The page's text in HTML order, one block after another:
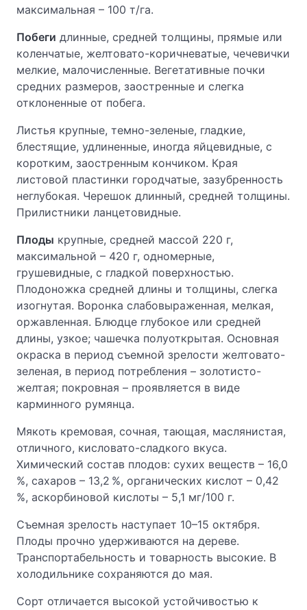
максимальная – 100 т/га.
Побеги длинные, средней толщины, прямые или
коленчатые, желтовато-коричневатые, чечевички
мелкие, малочисленные. Вегетативные почки
средних размеров, заостренные и слегка
отклоненные от побега.
Листья крупные, темно-зеленые, гладкие,
блестящие, удлиненные, иногда яйцевидные, с
коротким, заостренным кончиком. Края
листовой пластинки городчатые, зазубренность
неглубокая. Черешок длинный, средней толщины.
Прилистники ланцетовидные.
Плоды крупные, средней массой 220 г,
максимальной – 420 г, одномерные,
грушевидные, с гладкой поверхностью.
Плодоножка средней длины и толщины, слегка
изогнутая. Воронка слабовыраженная, мелкая,
оржавленная. Блюдце глубокое или средней
длины, узкое; чашечка полуоткрытая. Основная
окраска в период съемной зрелости желтовато-
зеленая, в период потребления – золотисто-
желтая; покровная – проявляется в виде
карминного румянца.
Мякоть кремовая, сочная, тающая, маслянистая,
отличного, кисловато-сладкого вкуса.
Химический состав плодов: сухих веществ – 16,0
%, сахаров – 13,2 %, органических кислот – 0,42
%, аскорбиновой кислоты – 5,1 мг/100 г.
Съемная зрелость наступает 10–15 октября.
Плоды прочно удерживаются на дереве.
Транспортабельность и товарность высокие. В
холодильнике сохраняются до мая.
Сорт отличается высокой устойчивостью к